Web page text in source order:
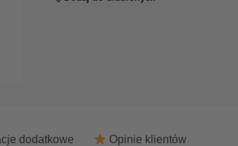
dodatkowe Opinie klientów